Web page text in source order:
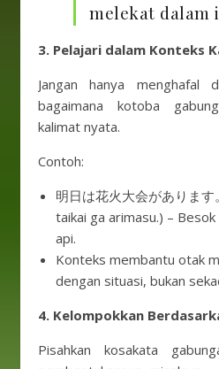
melekat dalam
3. Pelajari dalam Konteks
Jangan hanya menghafal
bagaimana kotoba
kalimat nyata.
Contoh:
明日は花火大会がありま
taikai ga arimasu.) –
api.
Konteks membantu otak
dengan situasi, bukan
4. Kelompokkan
Pisahkan kosakata